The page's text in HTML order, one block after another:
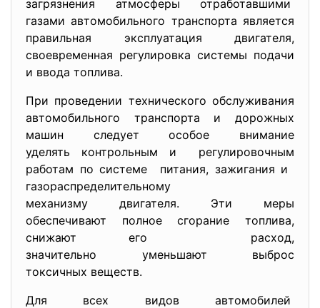
загрязнения атмосферы отработавшими
газами автомобильного транспорта является
правильная эксплуатация двигателя,
своевременная регулировка системы подачи
и ввода топлива.
При проведении технического обслуживания
автомобильного транспорта и дорожных
машин следует особое внимание
уделять контрольным и регулировочным
работам по системе питания, зажигания и
газораспределительному
механизму двигателя. Эти меры
обеспечивают полное сгорание топлива,
снижают его расход,
значительно уменьшают выброс
токсичных веществ.
Для всех видов автомобилей